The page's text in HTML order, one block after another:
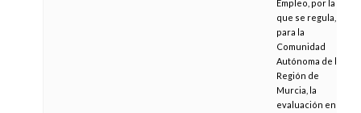
Empleo, por la
que se regula,
para la
Comunidad
Autónoma de la
Región de
Murcia, la
evaluación en